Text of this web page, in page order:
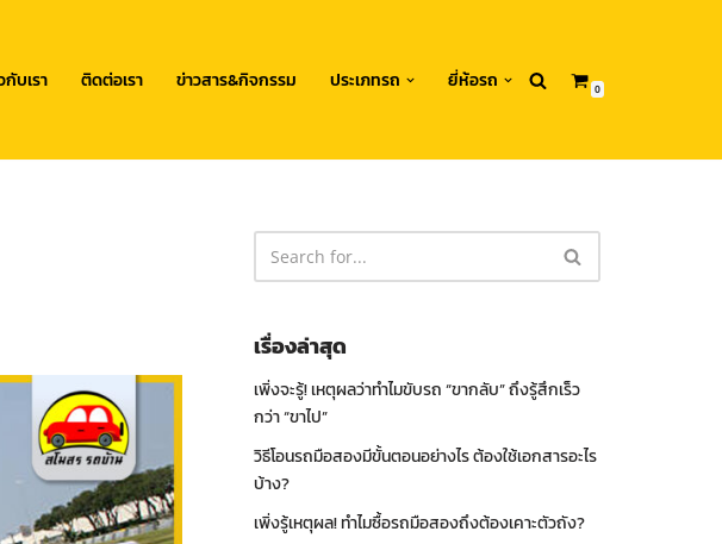
กับเรา ติดต่อเรา ข่าวสาร&กิจกรรม ประเภทรถ ยี่ห้อรถ 0
เรื่องล่าสุด
เพิ่งจะรู้! เหตุผลว่าทำไมขับรถ “ขากลับ” ถึงรู้สึกเร็ว
กว่า “ขาไป”
วิธีโอนรถมือสองมีขั้นตอนอย่างไร ต้องใช้เอกสารอะไร
บ้าง?
เพิ่งรู้เหตุผล! ทำไมซื้อรถมือสองถึงต้องเคาะตัวถัง?